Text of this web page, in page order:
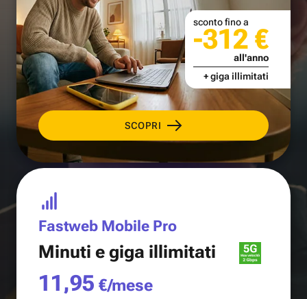
SCOPRI
sconto fino a
-312 €
all'anno
+ giga illimitati
Fastweb Mobile Pro
Minuti e giga illimitati
11,95 €/mese